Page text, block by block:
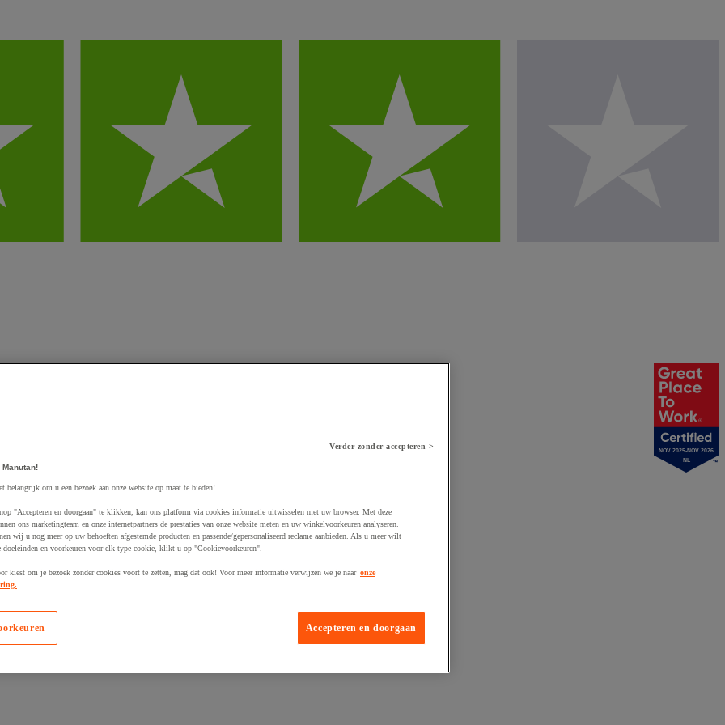
NOV 2025-NOV 2026
NL
Verder zonder accepteren >
belangrijk om u een bezoek aan onze website op maat te bieden!
"Accepteren en doorgaan" te klikken, kan ons platform via cookies informatie uitwisselen met uw browser. Met deze
ons marketingteam en onze internetpartners de prestaties van onze website meten en uw winkelvoorkeuren analyseren.
wij u nog meer op uw behoeften afgestemde producten en passende/gepersonaliseerd reclame aanbieden. Als u meer wilt
doeleinden en voorkeuren voor elk type cookie, klikt u op "Cookievoorkeuren".
kiest om je bezoek zonder cookies voort te zetten, mag dat ook! Voor meer informatie verwijzen we je naar onze
Accepteren en doorgaan